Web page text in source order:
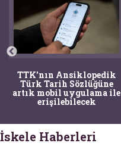
TTK'nın Ansiklopedik
Türk Tarih Sözlüğüne
artık mobil uygulama ile
erişilebilecek
İskele Haberleri